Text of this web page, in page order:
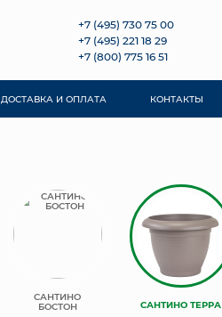
+7 (495) 730 75 00
+7 (495) 221 18 29
+7 (800) 775 16 51
ДОСТАВКА И ОПЛАТА КОНТАКТЫ
САНТИНО
БОСТОН САНТИНО ТЕРРА